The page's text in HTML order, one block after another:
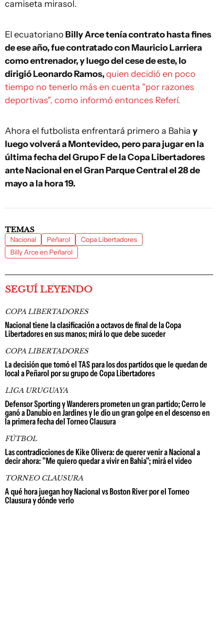
camiseta mirasol.
El ecuatoriano Billy Arce tenía contrato hasta fines
de ese año, fue contratado con Mauricio Larriera
como entrenador, y luego del cese de este, lo
dirigió Leonardo Ramos,quien decidió en poco
tiempo no tenerlo más en cuenta "por razones
deportivas", como informó entonces Referí.
Ahora el futbolista enfrentará primero a Bahia y
luego volverá a Montevideo, pero para jugar en la
última fecha del Grupo F de la Copa Libertadores
ante Nacional en el Gran Parque Central el 28 de
mayo a la hora 19.
TEMAS
Nacional Peñarol
Copa Libertadores
Billy Arce en Peñarol
SEGUÍ LEYENDO
COPA LIBERTADORES
Nacional tiene la clasificación a octavos de final de la Copa
Libertadores en sus manos; mirá lo que debe suceder
COPA LIBERTADORES
La decisión que tomó el TAS para los dos partidos que le quedan de
local a Peñarol por su grupo de Copa Libertadores
LIGA URUGUAYA
Defensor Sporting y Wanderers prometen un gran partido; Cerro le
ganó a Danubio en Jardines y le dio un gran golpe en el descenso en
la primera fecha del Torneo Clausura
FÚTBOL
Las contradicciones de Kike Olivera: de querer venir a Nacional a
decir ahora: "Me quiero quedar a vivir en Bahia"; mirá el video
TORNEO CLAUSURA
A qué hora juegan hoy Nacional vs Boston River por el Torneo
Clausura y dónde verlo